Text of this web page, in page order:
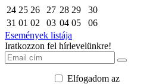
24 25 26 27 28 29
30
31 01 02 03 04 05
06
Események listája
Iratkozzon fel hírlevelünkre!
Elfogadom az